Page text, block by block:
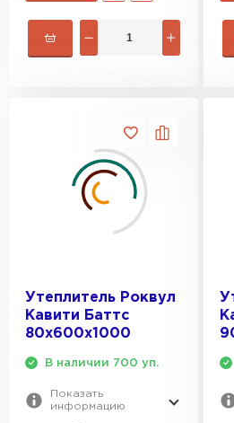
Утеплитель Роквул
Кавити Баттс
80х600х1000
В наличии 700 уп.
Показать
информацию
ПЕРЕЙТИ
Утеплитель
Утеплитель Тимплэкс